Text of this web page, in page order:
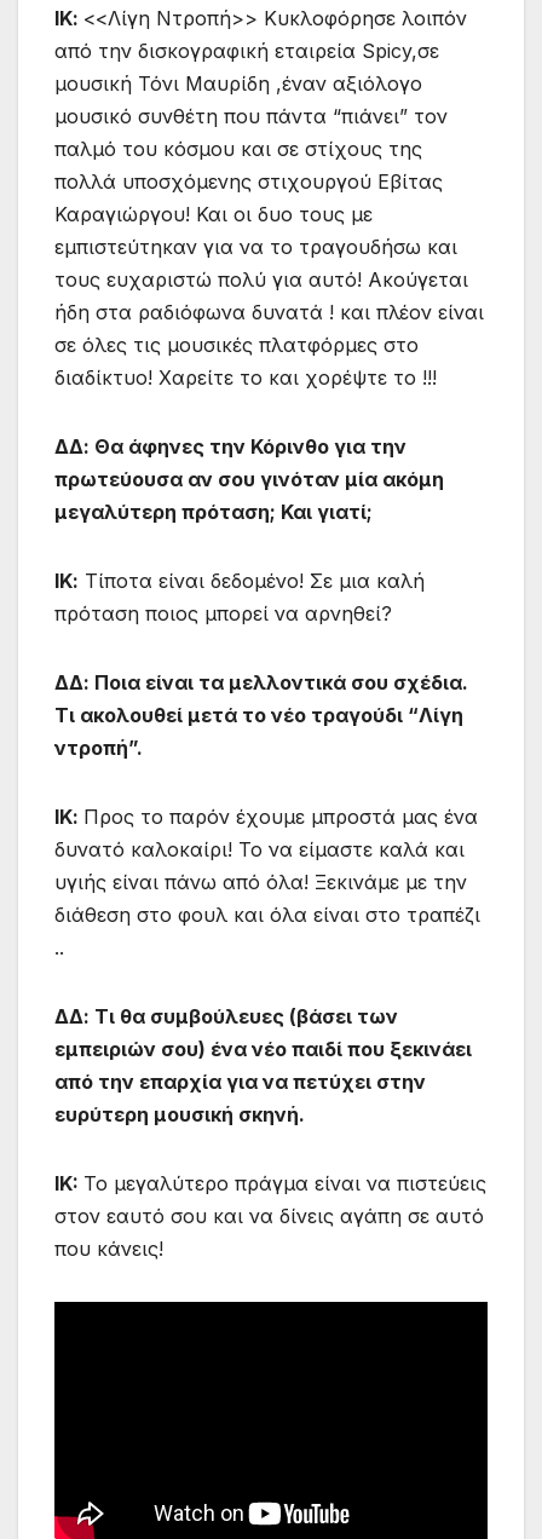
ΙΚ: <<Λίγη Ντροπή>> Κυκλοφόρησε λοιπόν
από την δισκογραφική εταιρεία Spicy,σε
μουσική Τόνι Μαυρίδη ,έναν αξιόλογο
μουσικό συνθέτη που πάντα “πιάνει” τον
παλμό του κόσμου και σε στίχους της
πολλά υποσχόμενης στιχουργού Εβίτας
Καραγιώργου! Και οι δυο τους με
εμπιστεύτηκαν για να το τραγουδήσω και
τους ευχαριστώ πολύ για αυτό! Ακούγεται
ήδη στα ραδιόφωνα δυνατά ! και πλέον είναι
σε όλες τις μουσικές πλατφόρμες στο
διαδίκτυο! Χαρείτε το και χορέψτε το !!!
ΔΔ: Θα άφηνες την Κόρινθο για την
πρωτεύουσα αν σου γινόταν μία ακόμη
μεγαλύτερη πρόταση; Και γιατί;
ΙΚ: Τίποτα είναι δεδομένο! Σε μια καλή
πρόταση ποιος μπορεί να αρνηθεί?
ΔΔ: Ποια είναι τα μελλοντικά σου σχέδια.
Τι ακολουθεί μετά το νέο τραγούδι “Λίγη
ντροπή”.
ΙΚ: Προς το παρόν έχουμε μπροστά μας ένα
δυνατό καλοκαίρι! Το να είμαστε καλά και
υγιής είναι πάνω από όλα! Ξεκινάμε με την
διάθεση στο φουλ και όλα είναι στο τραπέζι
..
ΔΔ: Τι θα συμβούλευες (βάσει των
εμπειριών σου) ένα νέο παιδί που ξεκινάει
από την επαρχία για να πετύχει στην
ευρύτερη μουσική σκηνή.
ΙK: Το μεγαλύτερο πράγμα είναι να πιστεύεις
στον εαυτό σου και να δίνεις αγάπη σε αυτό
που κάνεις!